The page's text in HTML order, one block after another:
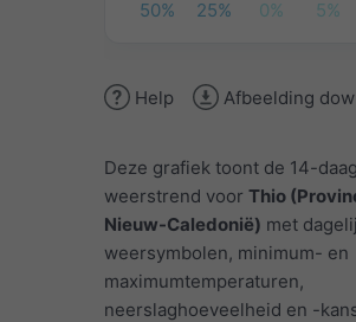
50% 25% 0% 5%
Help Afbeelding
Deze grafiek toont de 14-
weerstrend voor Thio
Nieuw-Caledonië) met
weersymbolen, minimum- en
maximumtemperaturen,
neerslaghoeveelheid en -